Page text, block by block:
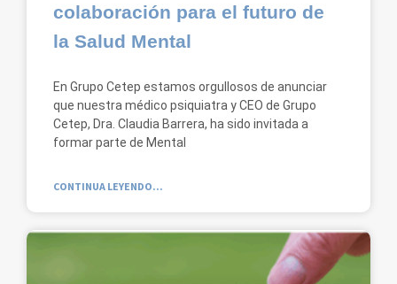
colaboración para el futuro de
la Salud Mental
En Grupo Cetep estamos orgullosos de anunciar
que nuestra médico psiquiatra y CEO de Grupo
Cetep, Dra. Claudia Barrera, ha sido invitada a
formar parte de Mental
CONTINUA LEYENDO...